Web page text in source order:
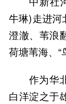
牛琳)走进河
澄澈、苇浪
荷塘苇海、“
作为华
白洋淀之于